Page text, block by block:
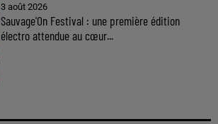
3 août 2026
Sauvage'On Festival : une première édition
électro attendue au cœur...